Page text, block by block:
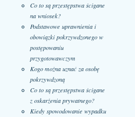
Co to są przestępstwa ścigane
na wniosek?
Podstawowe uprawnienia i
obowiązki pokrzywdzonego w
postępowaniu
przygotowawczym
Kogo można uznać za osobę
pokrzywdzoną
Co to są przestępstwa ścigane
z oskarżenia prywatnego?
Kiedy spowodowanie wypadku